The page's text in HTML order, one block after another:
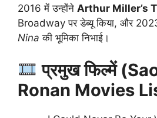
2016 में उन्होंने Arthur Miller’s
Broadway पर डेब्यू किया, और
Nina की भूमिका निभाई।
प्रमुख फिल्में
Ronan Movies